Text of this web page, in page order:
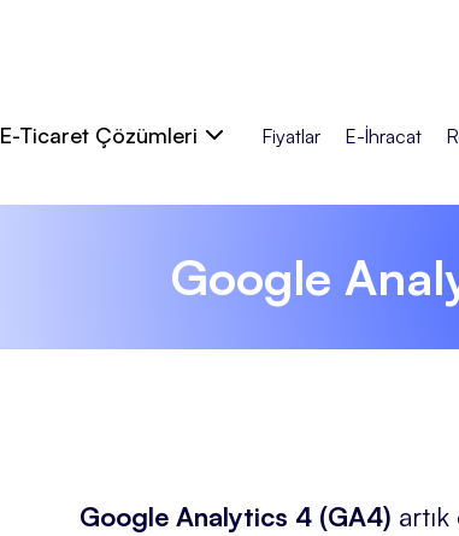
E-Ticaret Çözümleri Fiyatlar E-İhracat
Google
Google Analytics 4 (GA4)